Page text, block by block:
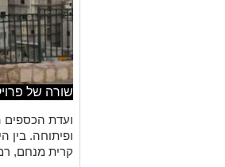
שורה של
ועדת הכספים
ופיתוחה. בין
קרית מנחם,